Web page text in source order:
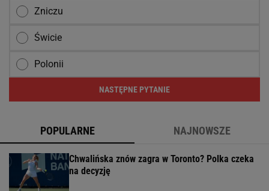
Zniczu
Świcie
Polonii
NASTĘPNE PYTANIE
POPULARNE NAJNOWSZE
Chwalińska znów zagra w Toronto? Polka czeka
na decyzję